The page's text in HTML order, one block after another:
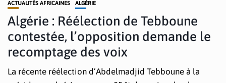
ACTUALITÉS AFRICAINES ALGÉRIE
Algérie : Réélection de Tebboune
contestée, l’opposition demande le
recomptage des voix
La récente réélection d’Abdelmadjid Tebboune à la